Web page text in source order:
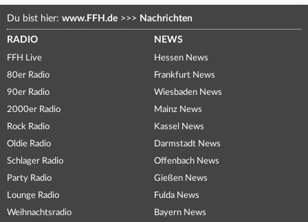
Du bist hier: www.FFH.de >>> Nachrichten
RADIO
FFH Live
80er Radio
90er Radio
2000er Radio
Rock Radio
Oldie Radio
Schlager Radio
Party Radio
Lounge Radio
Weihnachtsradio
NEWS
Hessen News
Frankfurt News
Wiesbaden News
Mainz News
Kassel News
Darmstadt News
Offenbach News
Gießen News
Fulda News
Bayern News